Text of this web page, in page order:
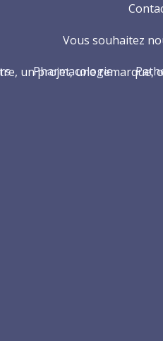
Pharmacologie
Vous souhaitez
un projet, une remarque,